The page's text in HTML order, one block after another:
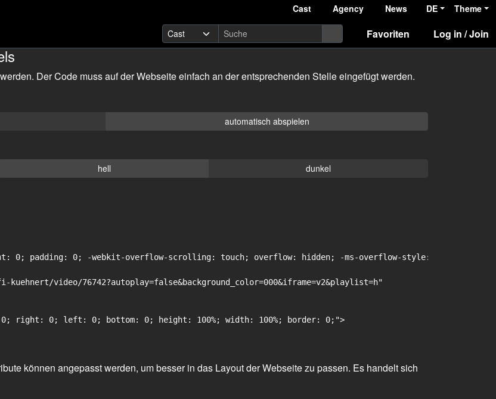
Cast Agency News DE Theme
Favoriten Log in / Join
Der Code muss auf der Webseite einfach an der entsprechenden Stelle eingefügt werden.
automatisch abspielen
hell dunkel
0; padding: 0; -webkit-overflow-scrolling: touch; overflow: hidden; -ms-overflow-style: -ms-
kuehnert/video/76742?autoplay=false&background_color=000&iframe=v2&playlist=h"
right: 0; left: 0; bottom: 0; height: 100%; width: 100%; border: 0;">
können angepasst werden, um besser in das Layout der Webseite zu passen. Es handelt sich